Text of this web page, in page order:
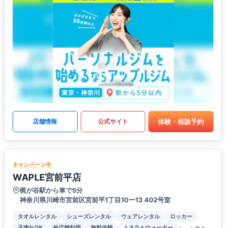
店舗情報 公式サイト 体験・相談予約
キャンペーン中
WAPLE宮前平店
梶が谷駅から車で5分
神奈川県川崎市宮前区宮前平1丁目10ー13 402号室
タオルレンタル シューズレンタル ウェアレンタル
ロッカー